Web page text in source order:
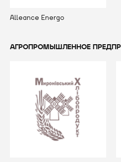
Alleance Energo
АГРОПРОМЫШЛЕННОЕ